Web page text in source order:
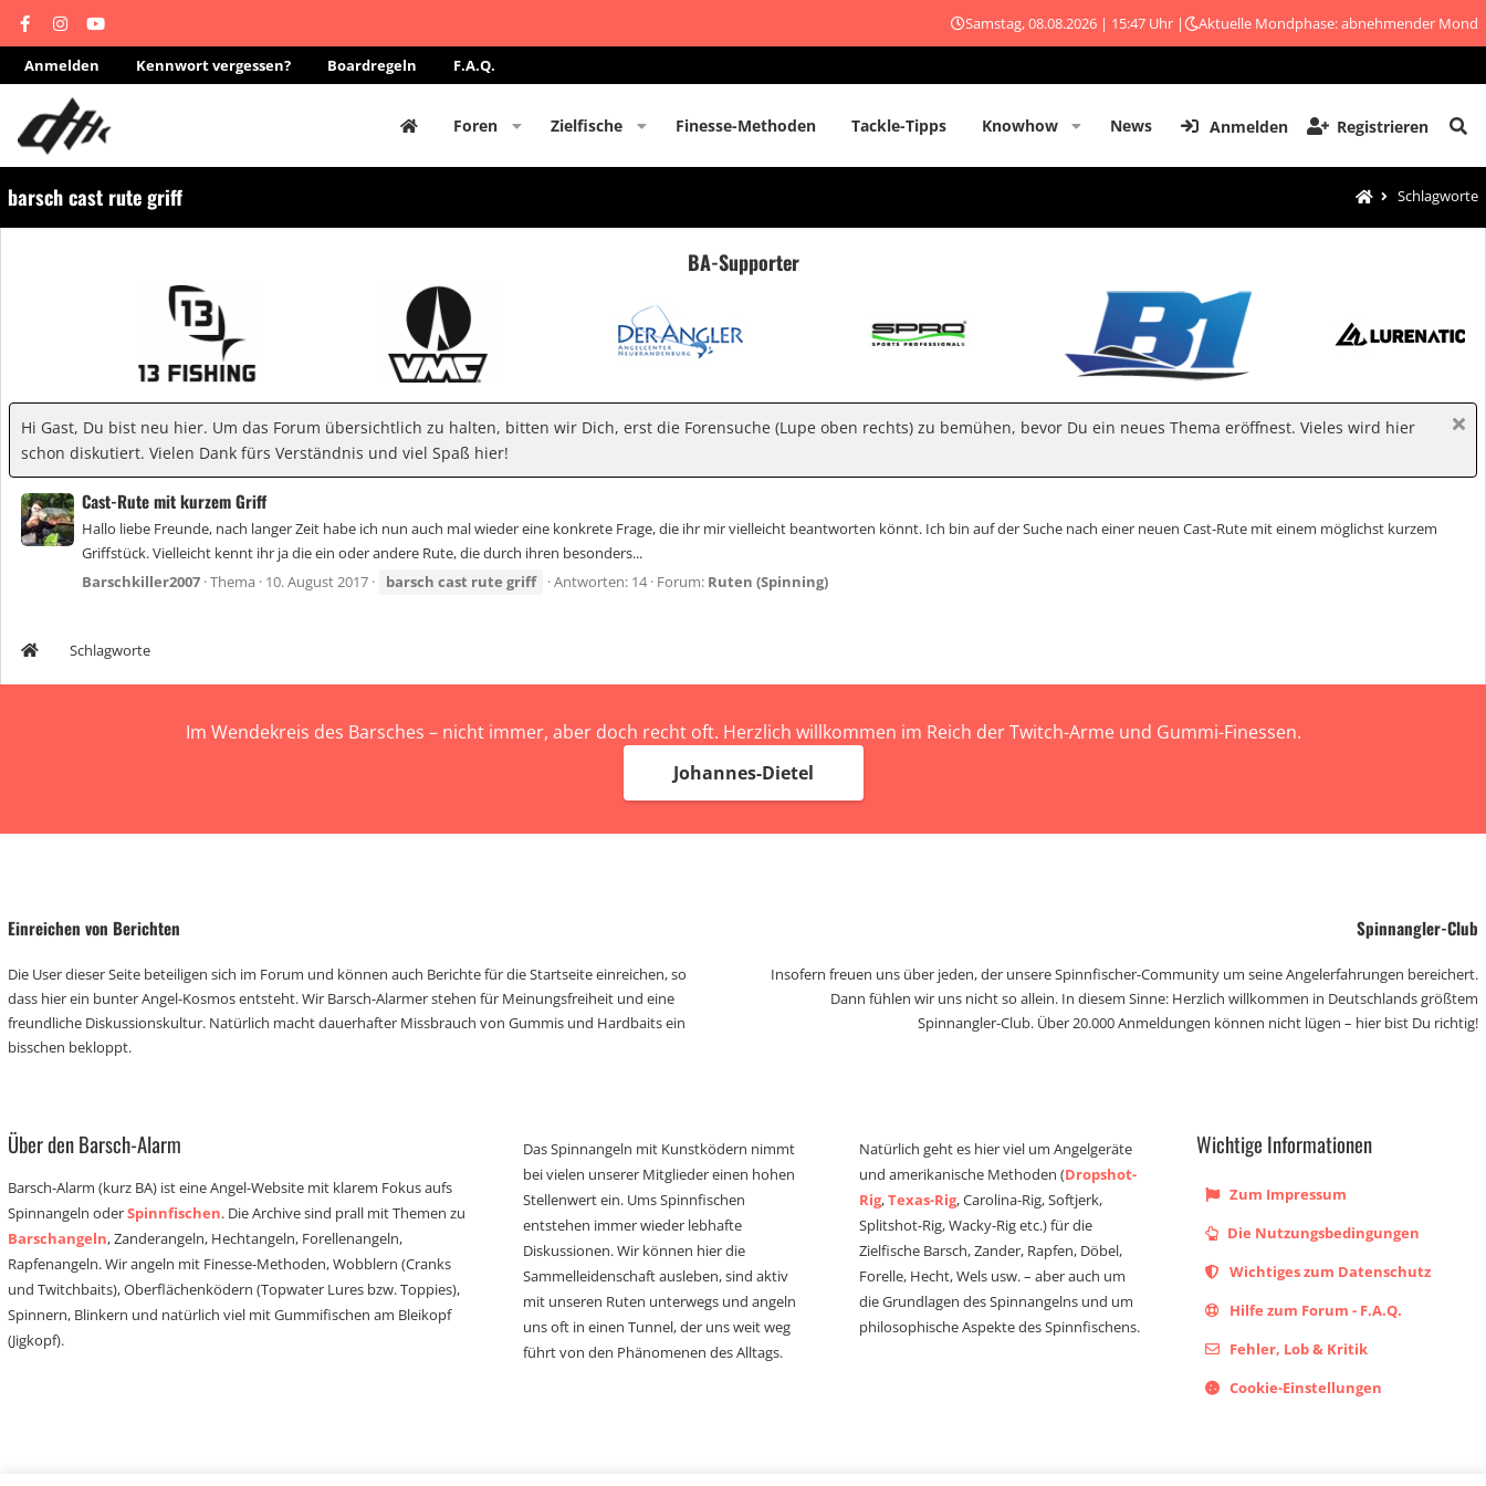
Samstag, 08.08.2026 | 15:47 Uhr | Aktuelle Mondphase: abnehmender Mond
Anmelden Kennwort vergessen? Boardregeln F.A.Q.
Foren Zielfische Finesse-Methoden Tackle-Tipps Knowhow News Anmelden Registrieren
barsch cast rute griff Schlagworte
BA-Supporter
Hi Gast, Du bist neu hier. Um das Forum übersichtlich zu halten, bitten wir Dich, erst die Forensuche (Lupe oben rechts) zu bemühen, bevor Du ein neues Thema eröffnest. Vieles wird hier
schon diskutiert. Vielen Dank fürs Verständnis und viel Spaß hier!
Cast-Rute mit kurzem Griff
Hallo liebe Freunde, nach langer Zeit habe ich nun auch mal wieder eine konkrete Frage, die ihr mir vielleicht beantworten könnt. Ich bin auf der Suche nach einer neuen Cast-Rute mit einem möglichst kurzem
Griffstück. Vielleicht kennt ihr ja die ein oder andere Rute, die durch ihren besonders...
Barschkiller2007 Thema 10. August 2017 barsch cast rute griff Antworten: 14 Forum: Ruten (Spinning)
Schlagworte
Im Wendekreis des Barsches – nicht immer, aber doch recht oft. Herzlich willkommen im Reich der Twitch-Arme und Gummi-Finessen.
Johannes-Dietel
Einreichen von Berichten
Die User dieser Seite beteiligen sich im Forum und können auch Berichte für die Startseite einreichen, so
dass hier ein bunter Angel-Kosmos entsteht. Wir Barsch-Alarmer stehen für Meinungsfreiheit und eine
freundliche Diskussionskultur. Natürlich macht dauerhafter Missbrauch von Gummis und Hardbaits ein
bisschen bekloppt.
Spinnangler-Club
Insofern freuen uns über jeden, der unsere Spinnfischer-Community um seine Angelerfahrungen bereichert.
Dann fühlen wir uns nicht so allein. In diesem Sinne: Herzlich willkommen in Deutschlands größtem
Spinnangler-Club. Über 20.000 Anmeldungen können nicht lügen – hier bist Du richtig!
Über den Barsch-Alarm
Barsch-Alarm (kurz BA) ist eine Angel-Website mit klarem Fokus aufs
Spinnangeln oderSpinnfischen. Die Archive sind prall mit Themen zu
Barschangeln, Zanderangeln, Hechtangeln, Forellenangeln,
Rapfenangeln. Wir angeln mit Finesse-Methoden, Wobblern (Cranks
und Twitchbaits), Oberflächenködern (Topwater Lures bzw. Toppies),
Spinnern, Blinkern und natürlich viel mit Gummifischen am Bleikopf
(Jigkopf).
Das Spinnangeln mit Kunstködern nimmt
bei vielen unserer Mitglieder einen hohen
Stellenwert ein. Ums Spinnfischen
entstehen immer wieder lebhafte
Diskussionen. Wir können hier die
Sammelleidenschaft ausleben, sind aktiv
mit unseren Ruten unterwegs und angeln
uns oft in einen Tunnel, der uns weit weg
führt von den Phänomenen des Alltags.
Natürlich geht es hier viel um Angelgeräte
und amerikanische Methoden (Dropshot-
Rig,Texas-Rig, Carolina-Rig, Softjerk,
Splitshot-Rig, Wacky-Rig etc.) für die
Zielfische Barsch, Zander, Rapfen, Döbel,
Forelle, Hecht, Wels usw. – aber auch um
die Grundlagen des Spinnangelns und um
philosophische Aspekte des Spinnfischens.
Wichtige Informationen
Zum Impressum
Die Nutzungsbedingungen
Wichtiges zum Datenschutz
Hilfe zum Forum - F.A.Q.
Fehler, Lob & Kritik
Cookie-Einstellungen